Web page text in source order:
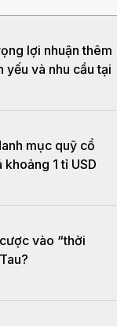
lợi nhuận thêm
và nhu cầu tại
mục quỹ cổ
1 tỉ USD
vào “thời